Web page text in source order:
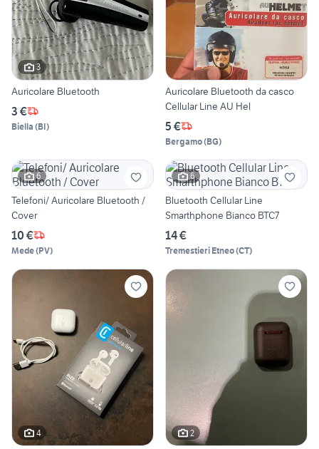
3
Auricolare Bluetooth
3 €
Biella (BI)
Auricolare Bluetooth da casco
Cellular Line AU Hel
5 €
Bergamo(BG)
6
Telefoni/ Auricolare Bluetooth /
Cover
10 €
Mede(PV)
6
Bluetooth Cellular Line
Smarthphone Bianco BTC7
14 €
Tremestieri Etneo(CT)
4 2